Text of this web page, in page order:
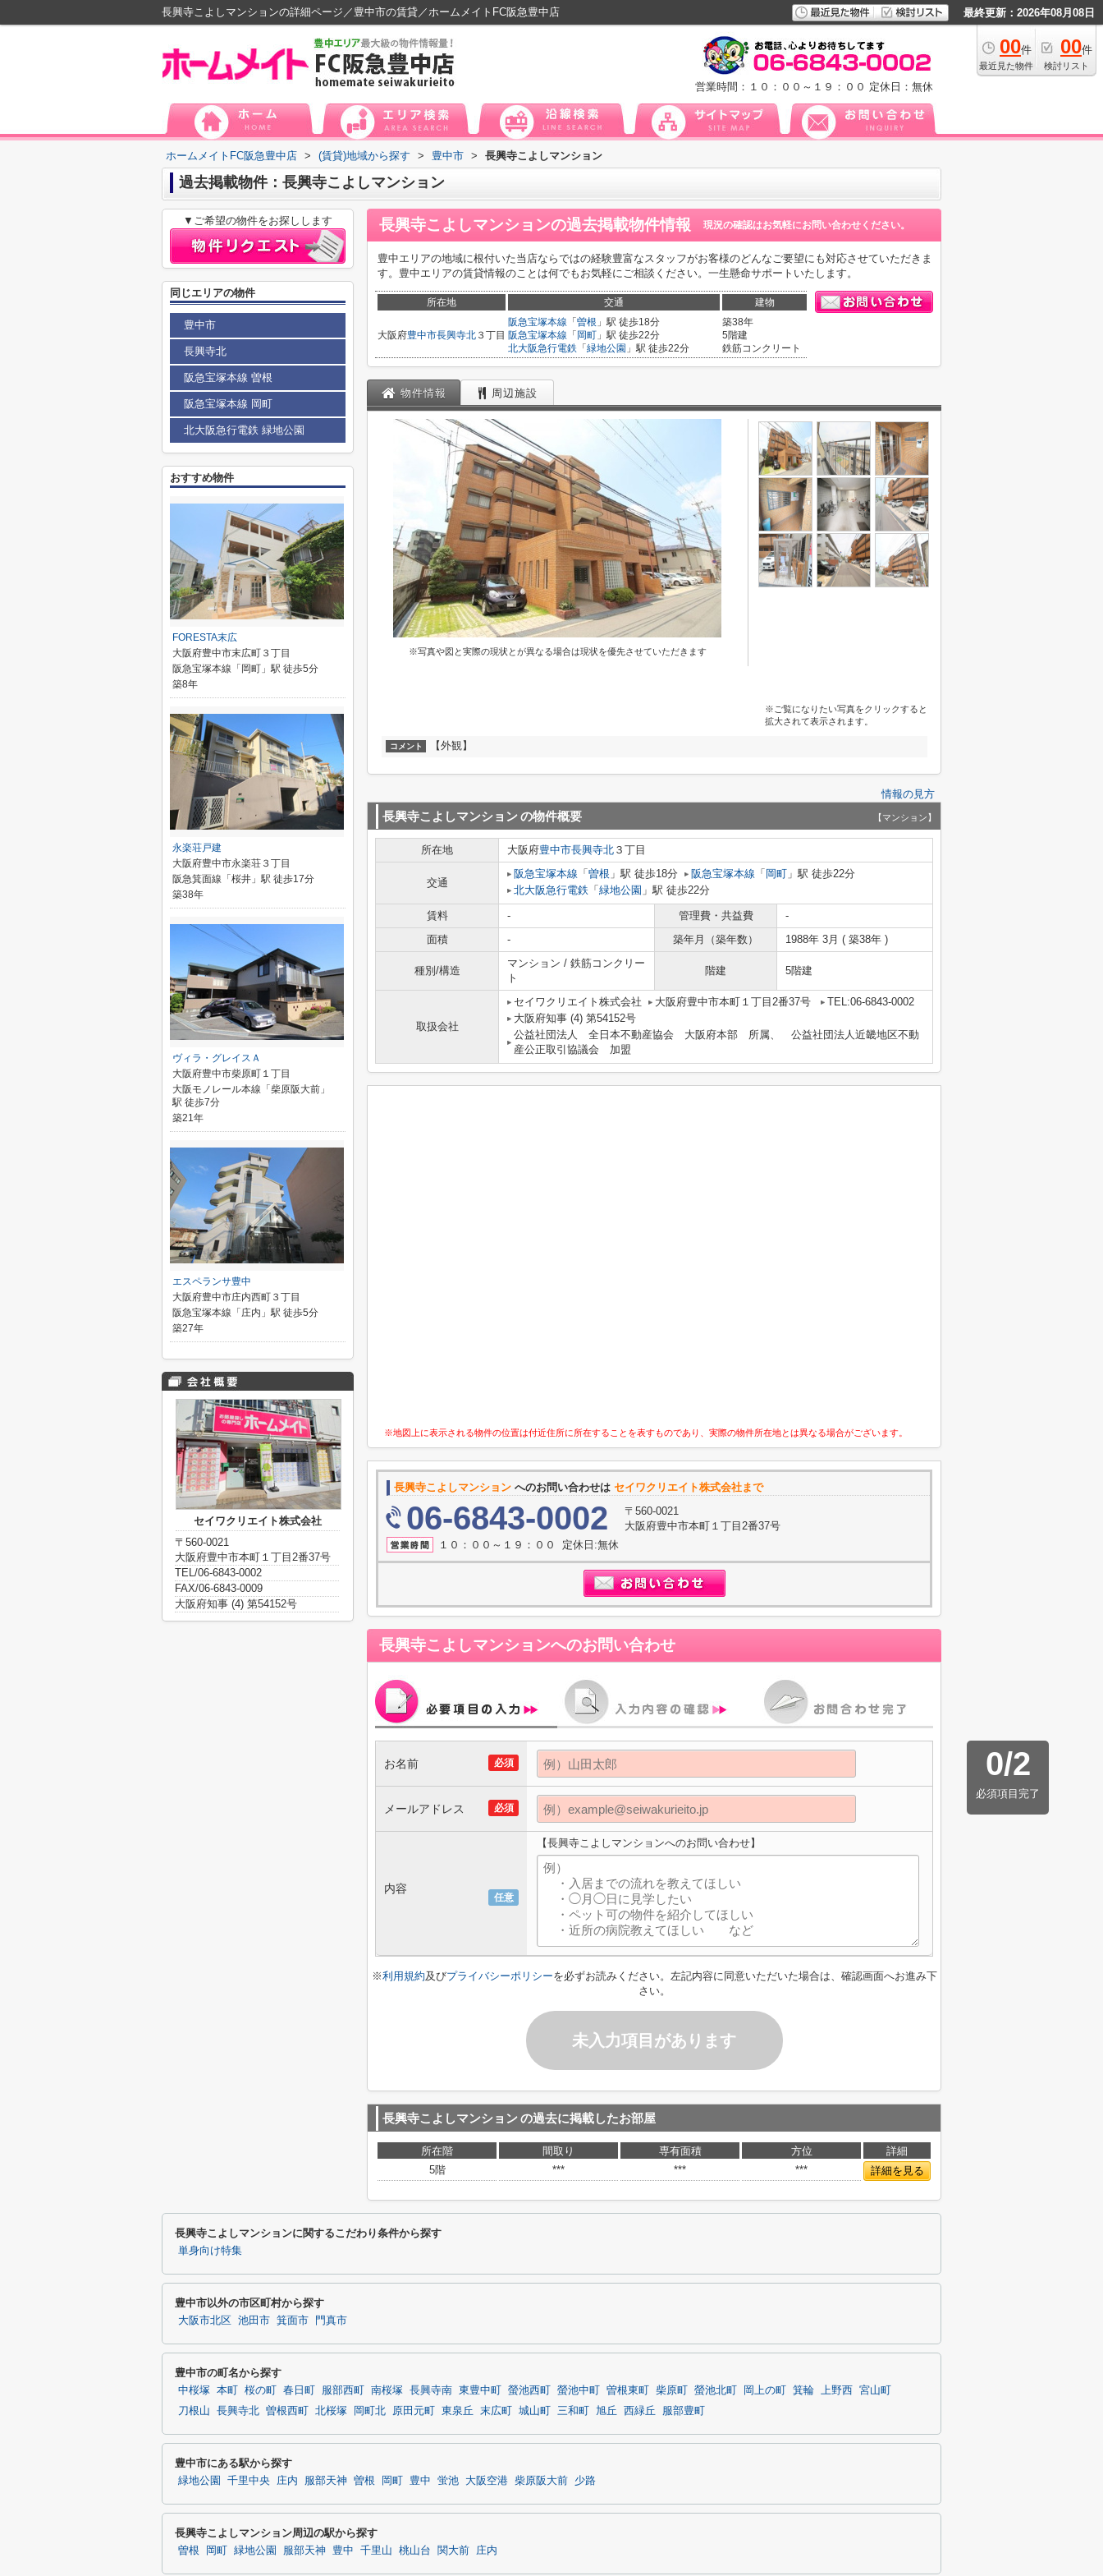
長興寺こよしマンションの詳細ページ／豊中市の賃貸／ホームメイトFC阪急豊中店 最終更新：2026年08月08日
00件
最近見た物件
00件
検討リスト
営業時間：１０：００～１９：００ 定休日：無休
ホームメイトFC阪急豊中店 > (賃貸)地域から探す > 豊中市 > 長興寺こよしマンション
過去掲載物件：長興寺こよしマンション
長興寺こよしマンションの過去掲載物件情報 現況の確認はお気軽にお問い合わせください。
豊中エリアの地域に根付いた当店ならではの経験豊富なスタッフがお客様のどんなご要望にも対応させていただきま
す。豊中エリアの賃貸情報のことは何でもお気軽にご相談ください。一生懸命サポートいたします。
所在地 交通 建物
大阪府豊中市長興寺北 ３丁目
阪急宝塚本線 「 曽根 」駅 徒歩18分
阪急宝塚本線 「 岡町 」駅 徒歩22分
北大阪急行電鉄 「 緑地公園 」駅 徒歩22分
築38年
5階建
鉄筋コンクリート
物件情報 周辺施設
※写真や図と実際の現状とが異なる場合は現状を優先させていただきます
※ご覧になりたい写真をクリックすると
拡大されて表示されます。
コメント 【外観】
情報の見方
長興寺こよしマンションの物件概要 【マンション】
所在地 大阪府豊中市長興寺北 ３丁目
交通
阪急宝塚本線 「 曽根 」駅 徒歩18分 阪急宝塚本線 「 岡町 」駅 徒歩22分
北大阪急行電鉄 「 緑地公園 」駅 徒歩22分
賃料 - 管理費・共益費
-
面積
- 築年月（築年数） 1988年 3月 ( 築38年 )
種別/構造
マンション / 鉄筋コンクリー
ト
階建 5階建
取扱会社
セイワクリエイト株式会社 大阪府豊中市本町１丁目2番37号
TEL:06-6843-0002
大阪府知事 (4) 第54152号
公益社団法人 全日本不動産協会 大阪府本部 所属、 公益社団法人近畿地区不動
産公正取引協議会 加盟
※地図上に表示される物件の位置は付近住所に所在することを表すものであり、実際の物件所在地とは異なる場合がございます。
長興寺こよしマンション へのお問い合わせは セイワクリエイト株式会社まで
06-6843-0002
〒560-0021
大阪府豊中市本町１丁目2番37号
１０：００～１９：００ 定休日:無休
長興寺こよしマンションへのお問い合わせ
0/2
必須項目完了
必須
お名前
必須
メールアドレス
任意
内容
【長興寺こよしマンションへのお問い合わせ】
※利用規約及びプライバシーポリシーを必ずお読みください。左記内容に同意いただいた場合は、確認画面へお進み下
さい。
未入力項目があります
長興寺こよしマンションの過去に掲載したお部屋
所在階 間取り 専有面積 方位
詳細
5階
*** *** *** 詳細を見る
▼ご希望の物件をお探しします
同じエリアの物件
豊中市
長興寺北
阪急宝塚本線 曽根
阪急宝塚本線 岡町
北大阪急行電鉄 緑地公園
おすすめ物件
FORESTA末広
大阪府豊中市末広町３丁目
阪急宝塚本線「岡町」駅 徒歩5分
築8年
永楽荘戸建
大阪府豊中市永楽荘３丁目
阪急箕面線「桜井」駅 徒歩17分
築38年
ヴィラ・グレイスＡ
大阪府豊中市柴原町１丁目
大阪モノレール本線「柴原阪大前」
駅 徒歩7分
築21年
エスペランサ豊中
大阪府豊中市庄内西町３丁目
阪急宝塚本線「庄内」駅 徒歩5分
築27年
セイワクリエイト株式会社
〒560-0021
大阪府豊中市本町１丁目2番37号
TEL/06-6843-0002
FAX/06-6843-0009
大阪府知事 (4) 第54152号
長興寺こよしマンションに関するこだわり条件から探す
単身向け特集
豊中市以外の市区町村から探す
大阪市北区 池田市 箕面市 門真市
豊中市の町名から探す
中桜塚 本町 桜の町 春日町 服部西町 南桜塚 長興寺南 東豊中町 螢池西町 螢池中町 曽根東町 柴原町 螢池北町 岡上の町 箕輪 上野西
宮山町
刀根山
長興寺北 曽根西町 北桜塚 岡町北 原田元町 東泉丘 末広町 城山町 三和町 旭丘 西緑丘 服部豊町
豊中市にある駅から探す
緑地公園 千里中央 庄内 服部天神 曽根 岡町 豊中 蛍池 大阪空港 柴原阪大前 少路
長興寺こよしマンション周辺の駅から探す
曽根 岡町 緑地公園 服部天神 豊中 千里山 桃山台 関大前 庄内